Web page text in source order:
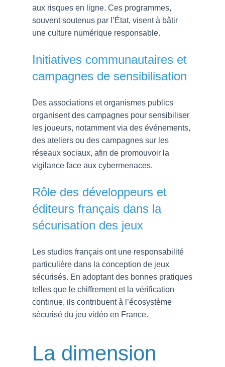
aux risques en ligne. Ces programmes,
souvent soutenus par l’État, visent à bâtir
une culture numérique responsable.
Initiatives communautaires et
campagnes de sensibilisation
Des associations et organismes publics
organisent des campagnes pour sensibiliser
les joueurs, notamment via des événements,
des ateliers ou des campagnes sur les
réseaux sociaux, afin de promouvoir la
vigilance face aux cybermenaces.
Rôle des développeurs et
éditeurs français dans la
sécurisation des jeux
Les studios français ont une responsabilité
particulière dans la conception de jeux
sécurisés. En adoptant des bonnes pratiques
telles que le chiffrement et la vérification
continue, ils contribuent à l’écosystème
sécurisé du jeu vidéo en France.
La dimension